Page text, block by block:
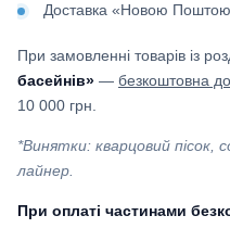
Доставка «Новою
При замовленні товарів із
басейнів» — безкоштовна
10 000 грн.
*Винятки: кварцовий пісок,
лайнер.
При оплаті частинами